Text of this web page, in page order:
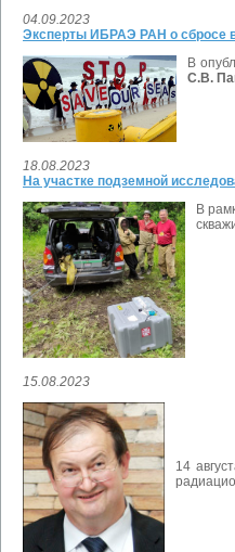
04.09.2023
Эксперты ИБРАЭ РАН о сбросе
В
С.В.
18.08.2023
На участке подземной
В
15.08.2023
14